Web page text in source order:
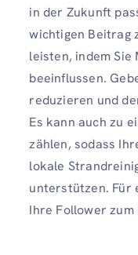
in der Zukunft
wichtigen Beitrag
leisten, indem Sie
beeinflussen.
reduzieren und
Es kann auch zu
zählen, sodass
lokale
unterstützen. Für
Ihre Follower